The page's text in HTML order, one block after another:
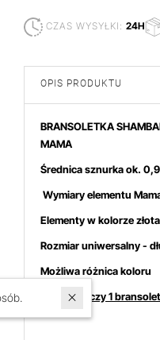
CZAS WYSYŁKI: 24H
OPIS PRODUKTU
BRANSOLETKA
MAMA
Średnica sznurka ok.
Wymiary elementu
Elementy w kolorze
Rozmiar uniwersalny -
Możliwa różnica koloru
Cena dotyczy 1
W ostatnich 7 dniach